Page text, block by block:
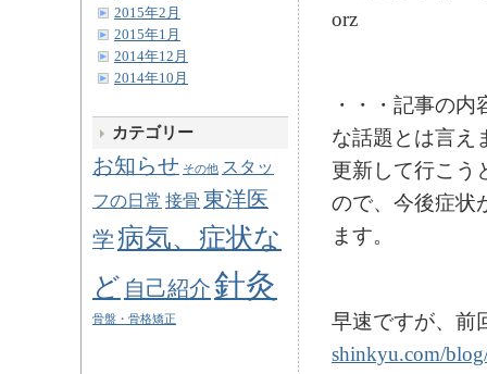
orz
・・・記事の
な話題とは言え
更新して行こ
ので、今後症状
ます。
早速ですが、
shinkyu.com/
2015年2月
2015年1月
2014年12月
2014年10月
カテゴリー
お知らせ その他 スタッ
フの日常 接骨 東洋医
学病気、症状な
ど 自己紹介針灸
骨盤・骨格矯正